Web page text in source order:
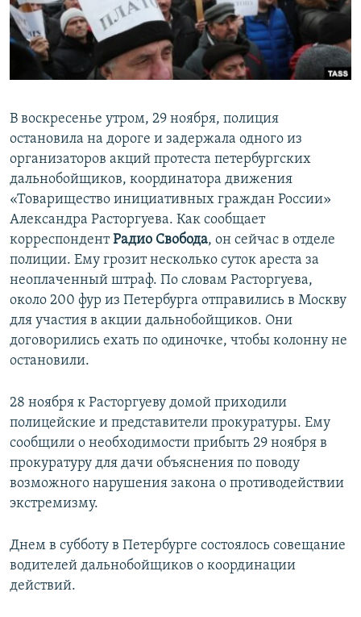
ПОБЕДИТЕЛЕЙ НЕ СУДЯТ?
КРЫМ.НЕПОКОРЕННЫЙ
ELIFBE
ПРИСОЕДИНЯЙТЕСЬ!
Все сайты RFE/RL
В воскресенье утром, 29 ноября, полиция
остановила на дороге и задержала одного из
организаторов акций протеста петербургских
дальнобойщиков, координатора движения
«Товарищество инициативных граждан России»
Александра Расторгуева. Как сообщает
корреспондентРадио Свобода, он сейчас в отделе
полиции. Ему грозит несколько суток ареста за
неоплаченный штраф. По словам Расторгуева,
около 200 фур из Петербурга отправились в Москву
для участия в акции дальнобойщиков. Они
договорились ехать по одиночке, чтобы колонну не
остановили.
28 ноября к Расторгуеву домой приходили
полицейские и представители прокуратуры. Ему
сообщили о необходимости прибыть 29 ноября в
прокуратуру для дачи объяснения по поводу
возможного нарушения закона о противодействии
экстремизму.
Днем в субботу в Петербурге состоялось совещание
водителей дальнобойщиков о координации
действий.